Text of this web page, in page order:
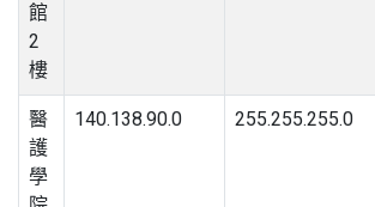
館
2
樓
醫
護
學
140.138.90.0 255.255.255.0